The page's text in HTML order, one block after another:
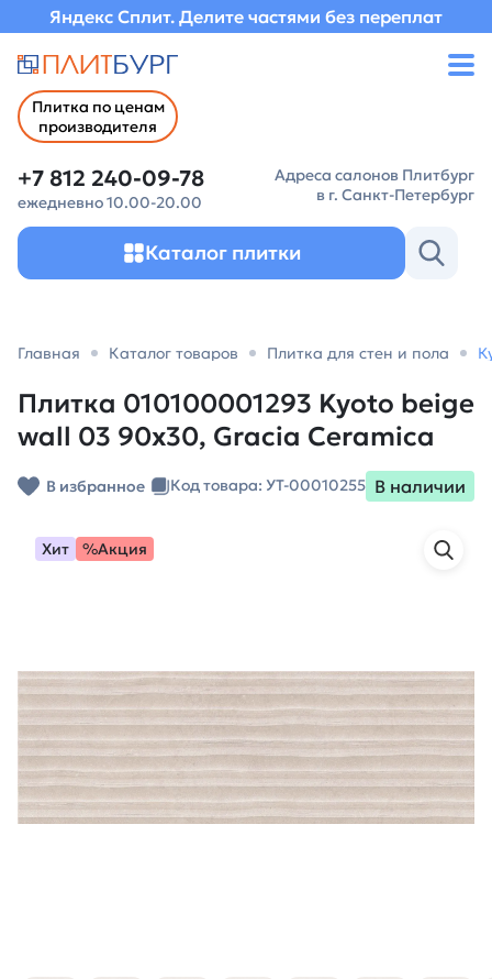
Яндекс Сплит. Делите частями без переплат
Плитка по ценам
производителя
+7 812 240-09-78
ежедневно 10.00-20.00
Адреса салонов Плитбург
в г. Санкт-Петербург
Каталог плитки
Главная Каталог товаров Плитка для стен и пола
Плитка 010100001293 Kyoto beige
wall 03 90х30, Gracia Ceramica
В избранное Код товара: УТ-00010255 В наличии
Хит %Акция